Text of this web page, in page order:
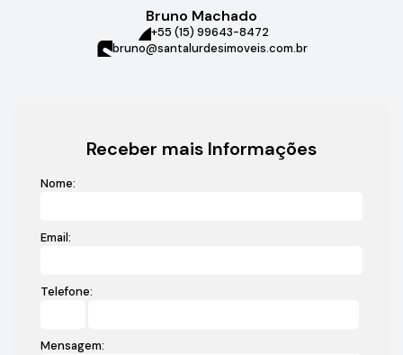
Bruno Machado
+55 (15) 99643-8472
bruno@santalurdesimoveis.com.br
Receber mais Informações
Nome:
Email:
Telefone:
Mensagem: